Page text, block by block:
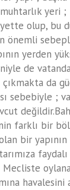
yeri ;
olup, bu
önemli
yerden
de
da
sebebiyle ;
farklı bir
bir yapının
Mecliste